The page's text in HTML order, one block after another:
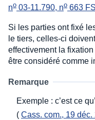
no 03-11.790, no 663
Si les parties ont fixé
le tiers, celles-ci
effectivement la
être considéré comme
Remarque
Exemple : c’est ce
( Cass. com., 19 déc.